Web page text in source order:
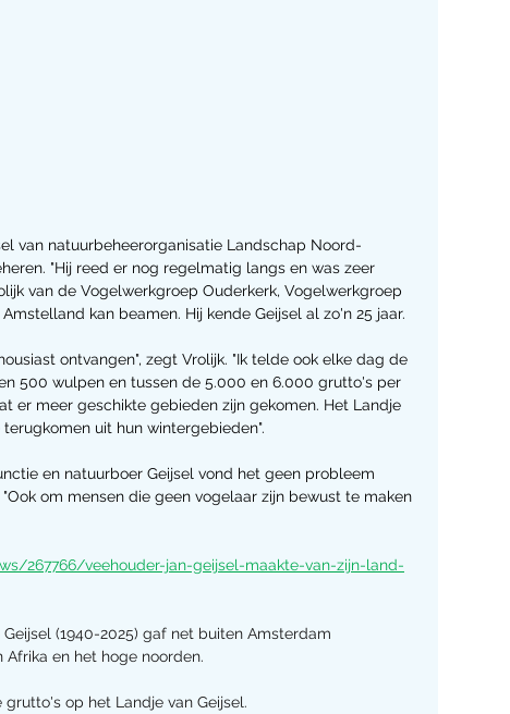
van natuurbeheerorganisatie Landschap Noord-
"Hij reed er nog regelmatig langs en was zeer
van de Vogelwerkgroep Ouderkerk, Vogelwerkgroep
kan beamen. Hij kende Geijsel al zo'n 25 jaar.
ontvangen", zegt Vrolijk. "Ik telde ook elke dag de
500 wulpen en tussen de 5.000 en 6.000 grutto's per
er meer geschikte gebieden zijn gekomen. Het Landje
uit hun wintergebieden".
en natuurboer Geijsel vond het geen probleem
om mensen die geen vogelaar zijn bewust te maken
267766/veehouder-jan-geijsel-maakte-van-zijn-land-
Geijsel (1940-2025) gaf net buiten Amsterdam
Afrika en het hoge noorden.
grutto's op het Landje van Geijsel.